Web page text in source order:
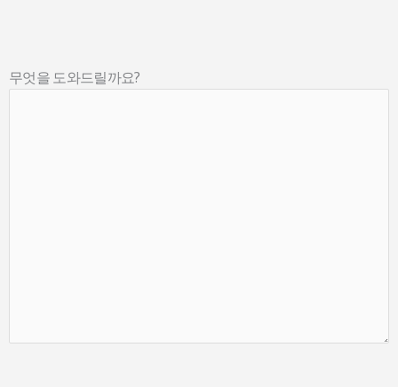
무엇을 도와드릴까요?